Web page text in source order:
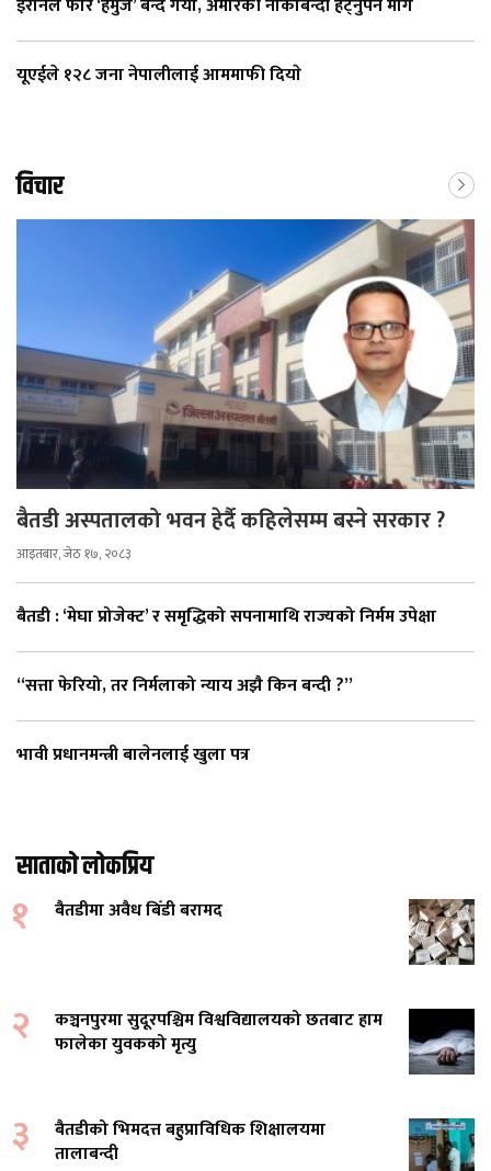
इरानले फेरि ‘हर्मुज’ बन्द गर्यो, अमेरिकी नाकाबन्दी हट्नुपर्ने माग
यूएईले १२८ जना नेपालीलाई आममाफी दियाे
विचार
बैतडी अस्पतालको भवन हेर्दै कहिलेसम्म बस्ने सरकार ?
आइतबार, जेठ १७, २०८३
बैतडी : ‘मेघा प्रोजेक्ट’ र समृद्धिको सपनामाथि राज्यको निर्मम उपेक्षा
“सत्ता फेरियो, तर निर्मलाको न्याय अझै किन बन्दी ?”
भावी प्रधानमन्त्री बालेनलाई खुला पत्र
साताको लोकप्रिय
१ बैतडीमा अवैध बिँडी बरामद
२
कञ्चनपुरमा सुदूरपश्चिम विश्वविद्यालयको छतबाट हाम
फालेका युवकको मृत्यु
३
बैतडीको भिमदत्त बहुप्राविधिक शिक्षालयमा
तालाबन्दी